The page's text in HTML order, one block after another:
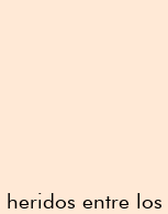
entre